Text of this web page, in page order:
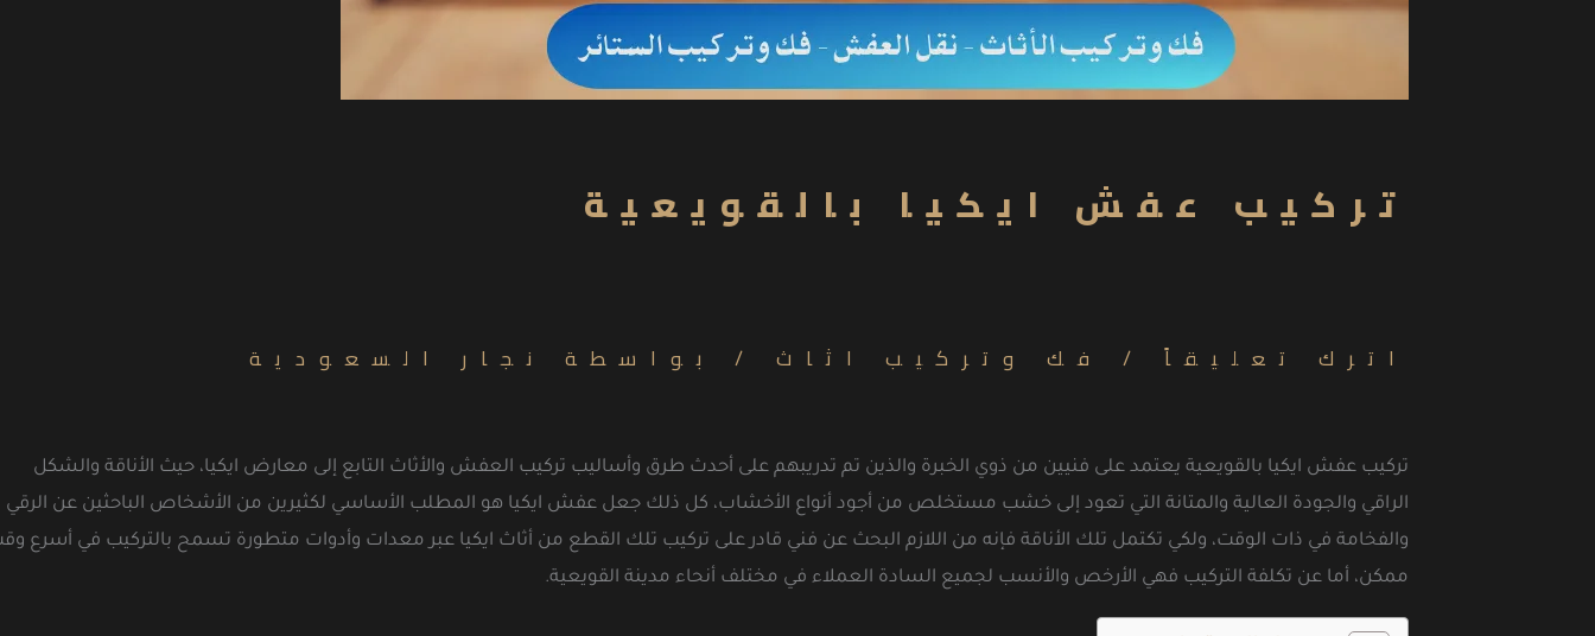
تركيب عفش ايكيا بالقويعية
اترك تعليقاً / فك وتركيب اثاث / بواسطة نجار السعودية
تركيب عفش ايكيا بالقويعية يعتمد على فنيين من ذوي الخبرة والذين تم تدريبهم على أحدث طرق وأساليب تركيب العفش والأثاث التابع إلى معارض ايكيا، حيث الأناقة والشكل
الراقي والجودة العالية والمتانة التي تعود إلى خشب مستخلص من أجود أنواع الأخشاب، كل ذلك جعل عفش ايكيا هو المطلب الأساسي لكثيرين من الأشخاص الباحثين عن الرقي
والفخامة في ذات الوقت، ولكي تكتمل تلك الأناقة فإنه من اللازم البحث عن فني قادر على تركيب تلك القطع من أثاث ايكيا عبر معدات وأدوات متطورة تسمح بالتركيب في أسرع
ممكن، أما عن تكلفة التركيب فهي الأرخص والأنسب لجميع السادة العملاء في مختلف أنحاء مدينة القويعية.